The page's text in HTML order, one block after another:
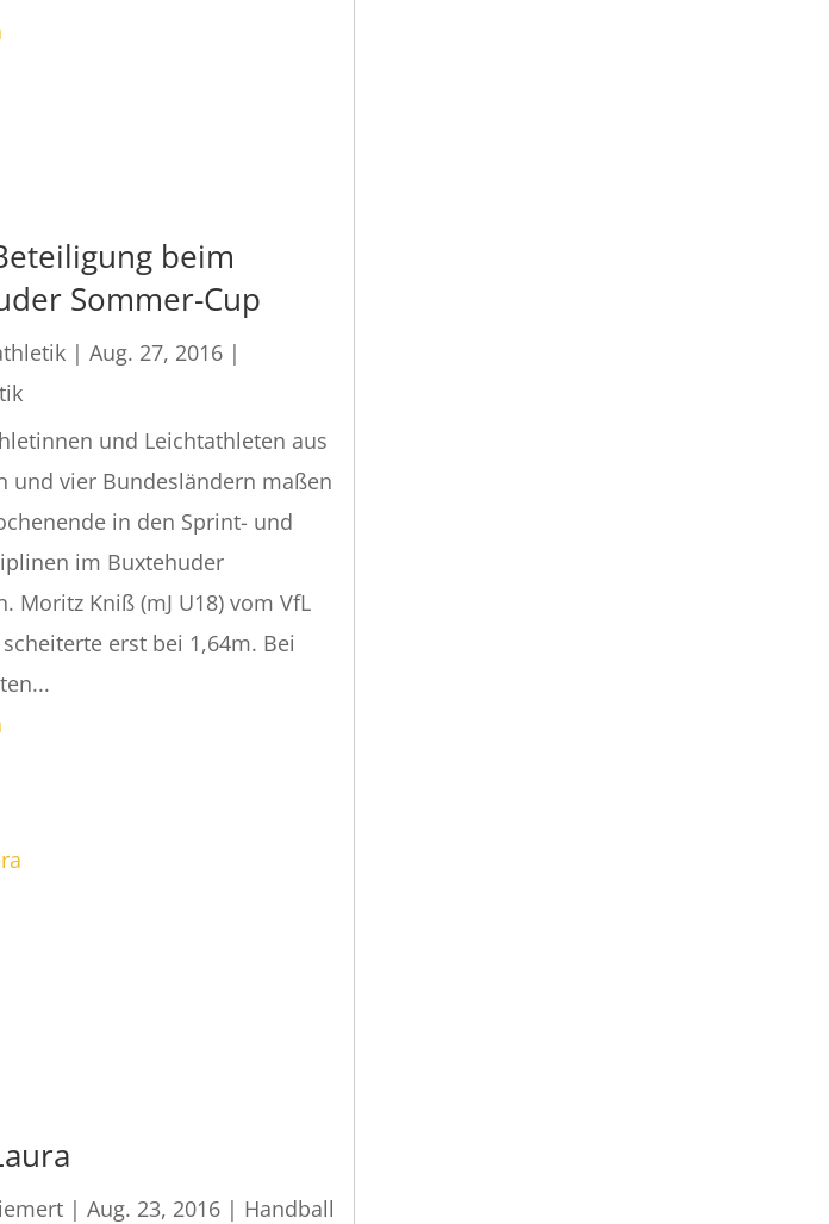
beim
Sommer-Cup
| Aug. 27, 2016|
und Leichtathleten aus
und vier Bundesländern maßen
in den Sprint- und
im Buxtehuder
Moritz Kniß (mJ U18) vom VfL
erst bei 1,64m. Bei
| Aug. 23, 2016| Handball